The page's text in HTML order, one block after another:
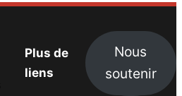
Plus de
liens
Nous
soutenir